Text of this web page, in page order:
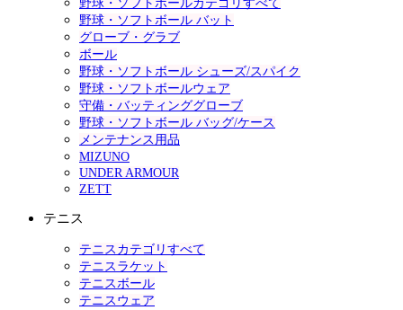
野球・ソフトボールカテゴリすべて
野球・ソフトボール バット
グローブ・グラブ
ボール
野球・ソフトボール シューズ/スパイク
野球・ソフトボールウェア
守備・バッティンググローブ
野球・ソフトボール バッグ/ケース
メンテナンス用品
MIZUNO
UNDER ARMOUR
ZETT
テニス
テニスカテゴリすべて
テニスラケット
テニスボール
テニスウェア